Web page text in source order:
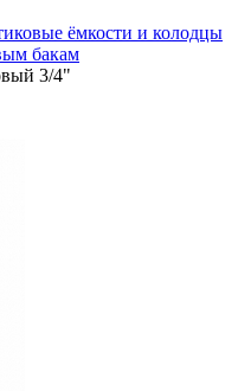
ёмкости и колодцы
бакам
3/4"